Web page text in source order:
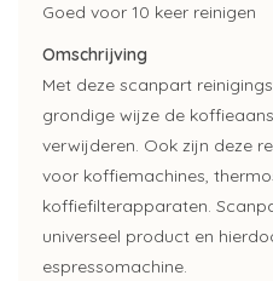
Goed voor 10 keer reinigen
Omschrijving
Met deze scanpart
grondige wijze de
verwijderen. Ook zijn deze
voor koffiemachines,
koffiefilterapparaten.
universeel product en
espressomachine.